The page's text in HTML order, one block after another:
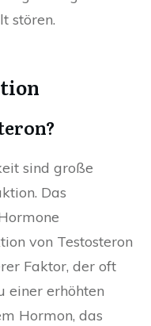
stören.
sind große
Das
von Testosteron
Faktor, der oft
einer erhöhten
Hormon, das